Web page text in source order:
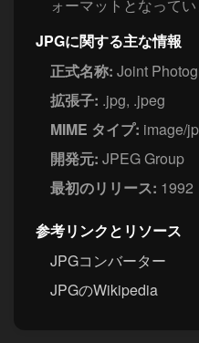
ォーマットとなってい
JPGに関する主な情報
正式名称: Joint
拡張子: .jpg, .jpeg
MIME タイプ: image/
開発元: JPEG Group
最初のリリース: 1992
参考リンクとリソース
JPGコンバーター
JPGのWikipedia